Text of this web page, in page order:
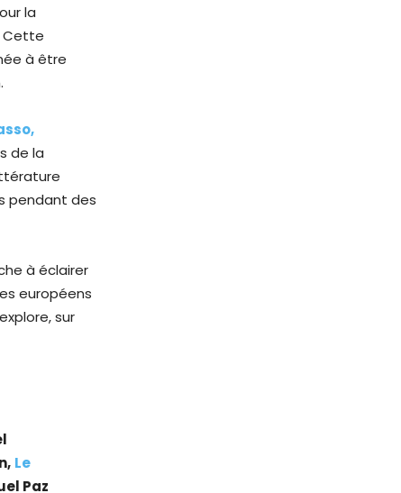
la
Cette
à être
de la
pendant des
à éclairer
européens
sur
Le
Paz